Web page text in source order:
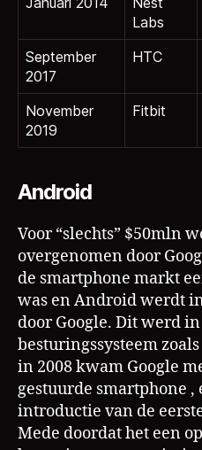
Labs
September
2017
HTC
November
2019
Fitbit
Android
Voor “slechts” $50mln
overgenomen door
de smartphone markt
was en Android werdt
door Google. Dit werd
besturingssysteem
in 2008 kwam Google
gestuurde smartphone ,
introductie van de
Mede doordat het een